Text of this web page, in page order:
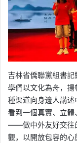
吉林省僑聯黨組書
學們以文化為舟，
種渠道向身邊人講
看到一個真實、立
——做中外友好交往
觀，以開放包容的